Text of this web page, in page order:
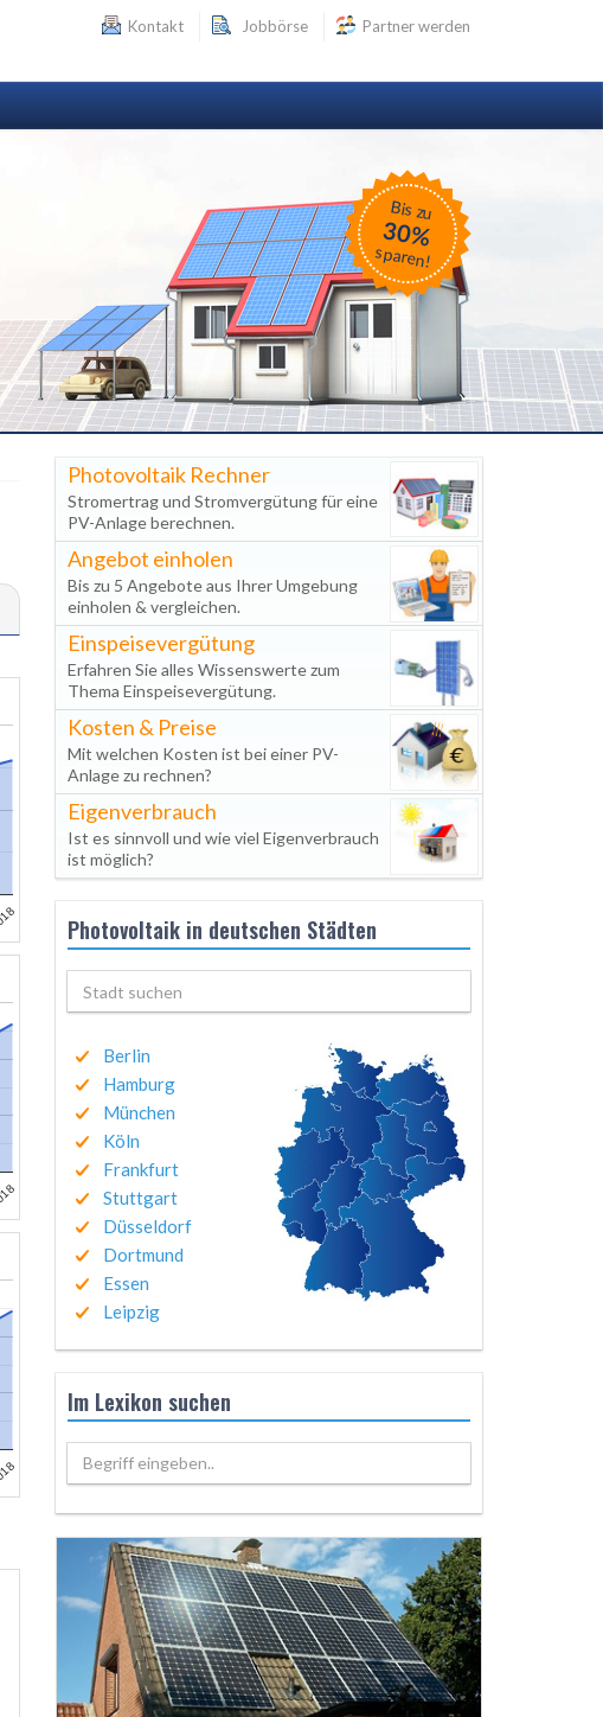
Kontakt Jobbörse Partner werden
Bis zu
30%
sparen!
Photovoltaik Rechner
Stromertrag und Stromvergütung für eine
PV-Anlage berechnen.
Angebot einholen
Bis zu 5 Angebote aus Ihrer Umgebung
einholen & vergleichen.
Einspeisevergütung
Erfahren Sie alles Wissenswerte zum
Thema Einspeisevergütung.
Kosten & Preise
Mit welchen Kosten ist bei einer PV-
Anlage zu rechnen?
Eigenverbrauch
Ist es sinnvoll und wie viel Eigenverbrauch
ist möglich?
Photovoltaik in deutschen Städten
Berlin
Hamburg
München
Köln
Frankfurt
Stuttgart
Düsseldorf
Dortmund
Essen
Leipzig
Im Lexikon suchen
Begriff eingeben..